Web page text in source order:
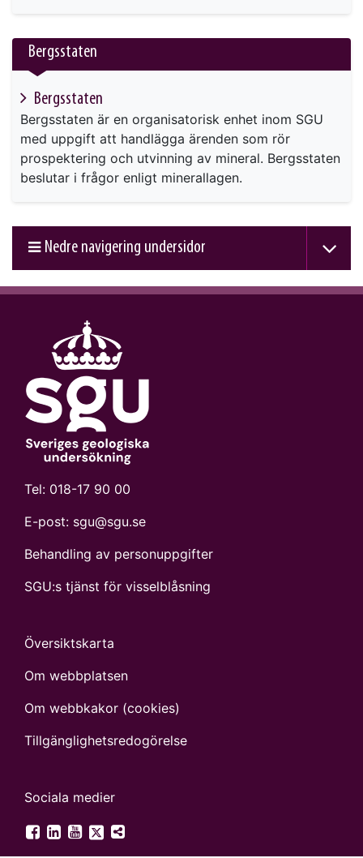
Bergsstaten
Bergsstaten
Bergsstaten är en organisatorisk enhet inom SGU
med uppgift att handlägga ärenden som rör
prospektering och utvinning av mineral. Bergsstaten
beslutar i frågor enligt minerallagen.
Nedre navigering undersidor
Tel: 018-17 90 00
E-post: sgu@sgu.se
Behandling av personuppgifter
SGU:s tjänst för visselblåsning
Översiktskarta
Om webbplatsen
Om webbkakor (cookies)
Tillgänglighets­redogörelse
Sociala medier
SGU på Facebook
SGU på LinkedIn
SGU på YouTube
SGU på Twitter
Fler digitala kanaler